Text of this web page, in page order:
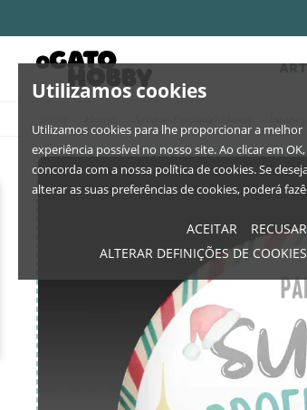
Utilizamos cookies
Utilizamos cookies para lhe proporcionar a melhor
experiência possível no nosso site. Ao clicar em OK,
concorda com a nossa política de cookies. Se
alterar as suas preferências de cookies, poderá
ACEITAR
RECUSAR
ALTERAR DEFINIÇÕES DE COOKIES